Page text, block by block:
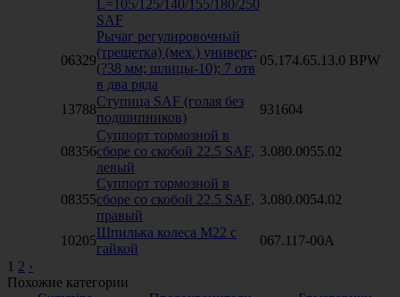
L=105/125/140/155/180/250
SAF
06329
Рычаг регулировочный
(трещетка) (мех.) универс;
(?38 мм; шлицы-10); 7 отв
в два ряда
05.174.65.13.0 BPW
13788
Ступица SAF (голая без
подшипников)
931604
08356
Суппорт тормозной в
сборе со скобой 22.5 SAF,
левый
3.080.0055.02
08355
Суппорт тормозной в
сборе со скобой 22.5 SAF,
правый
3.080.0054.02
10205
Шпилька колеса М22 с
гайкой
067.117-00A
1 2 ›
Похожие категории